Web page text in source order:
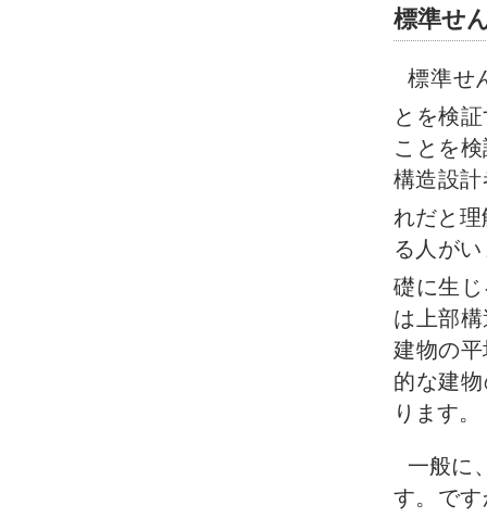
標準せ
標準せ
とを検
ことを
構造設
れだと
る人が
礎に生
は上部
建物の
的な建
ります。
一般に
す。で